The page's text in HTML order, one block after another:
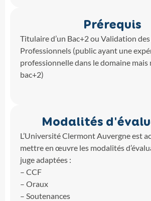
Prérequis
Titulaire d’un Bac+2 ou Validation
Professionnels (public ayant une
professionnelle dans le domaine mais
bac+2)
Modalités
L’Université Clermont Auvergne est
mettre en œuvre les modalités
juge adaptées :
– CCF
– Oraux
– Soutenances